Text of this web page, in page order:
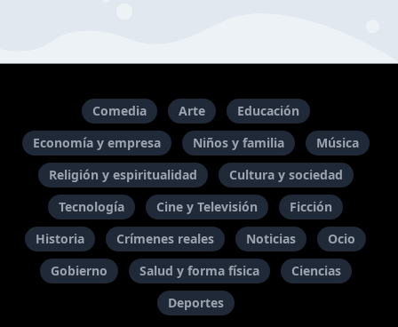
Comedia Arte
Educación
Economía y empresa
Niños y familia
Música
Religión y espiritualidad
Cultura y sociedad
Tecnología
Cine y Televisión
Ficción
Historia
Crímenes reales Noticias
Ocio
Gobierno
Salud y forma física
Ciencias
Deportes